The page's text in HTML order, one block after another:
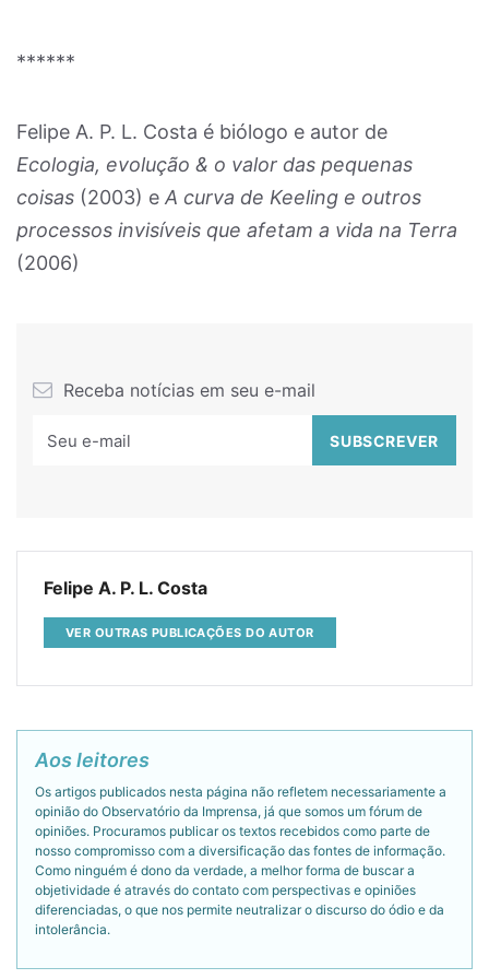
******
Felipe A. P. L. Costa é biólogo e autor de
Ecologia, evolução & o valor das pequenas
coisas (2003) e A curva de Keeling e outros
processos invisíveis que afetam a vida na Terra
(2006)
Receba notícias em seu e-mail
Felipe A. P. L. Costa
VER OUTRAS PUBLICAÇÕES DO AUTOR
Aos leitores
Os artigos publicados nesta página não refletem necessariamente a
opinião do Observatório da Imprensa, já que somos um fórum de
opiniões. Procuramos publicar os textos recebidos como parte de
nosso compromisso com a diversificação das fontes de informação.
Como ninguém é dono da verdade, a melhor forma de buscar a
objetividade é através do contato com perspectivas e opiniões
diferenciadas, o que nos permite neutralizar o discurso do ódio e da
intolerância.